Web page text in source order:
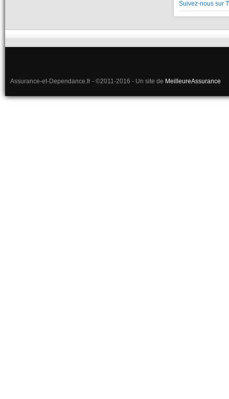
Suivez-nous sur
Assurance-et-Dependance.fr - ©2011-2016 - Un site de MeilleureAssurance